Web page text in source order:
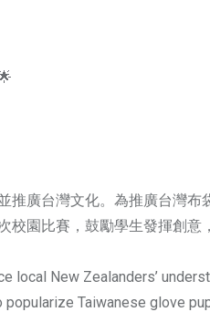
推廣台灣文化。為推廣台灣布
校園比賽，鼓勵學生發揮創意
local New Zealanders’
popularize Taiwanese glove